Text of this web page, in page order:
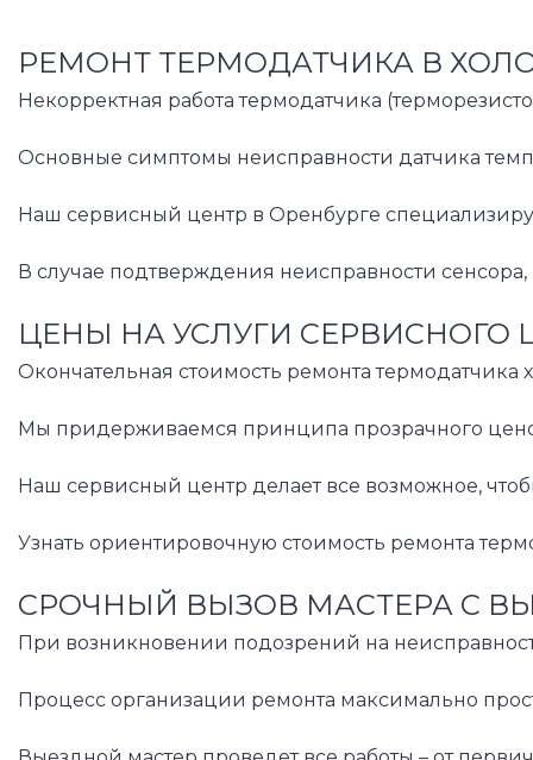
РЕМОНТ ТЕРМОДАТЧИКА В
Некорректная работа термодатчика
Основные симптомы неисправности датчика
Наш сервисный центр в Оренбурге
В случае подтверждения неисправности
ЦЕНЫ НА УСЛУГИ СЕРВИСНОГО
Окончательная стоимость ремонта
Мы придерживаемся принципа прозрачного
Наш сервисный центр делает все возможное,
Узнать ориентировочную стоимость ремонта
СРОЧНЫЙ ВЫЗОВ МАСТЕРА С
При возникновении подозрений на
Процесс организации ремонта максимально